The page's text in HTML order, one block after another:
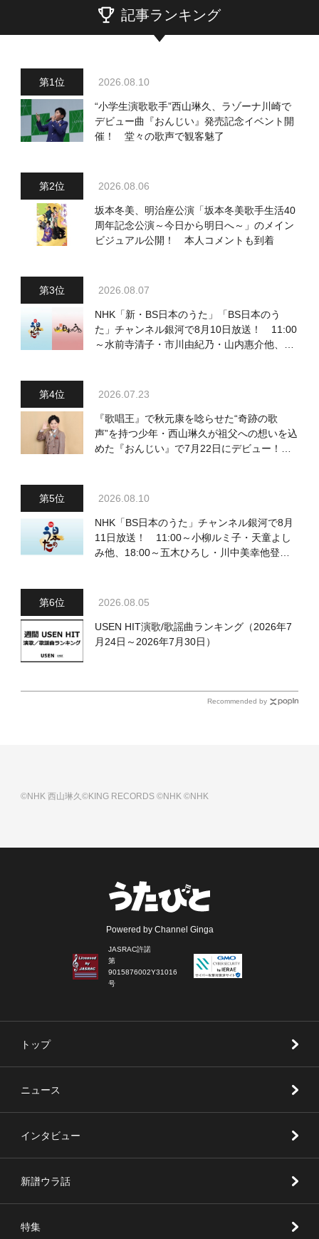
記事ランキング
2026.08.10
“小学生演歌歌手”西山琳久、ラゾーナ川崎で
デビュー曲『おんじい』発売記念イベント開
催！ 堂々の歌声で観客魅了
2026.08.06
坂本冬美、明治座公演「坂本冬美歌手生活40
周年記念公演～今日から明日へ～」のメイン
ビジュアル公開！ 本人コメントも到着
2026.08.07
NHK「新・BS日本のうた」「BS日本のう
た」チャンネル銀河で8月10日放送！ 11:00
～水前寺清子・市川由紀乃・山内惠介他、
2026.07.23
『歌唱王』で秋元康を唸らせた“奇跡の歌
声”を持つ少年・西山琳久が祖父への想いを込
めた『おんじい』で7月22日にデビュー！
ください！」
2026.08.10
NHK「BS日本のうた」チャンネル銀河で8月
11日放送！ 11:00～小柳ルミ子・天童よし
み他、18:00～五木ひろし・川中美幸他登
2026.08.05
USEN HIT演歌/歌謡曲ランキング（2026年7
月24日～2026年7月30日）
Recommended by
©NHK西山琳久©KING RECORDS©NHK©NHK
Powered by Channel Ginga
JASRAC許諾
第
9015876002Y31016
号
トップ
ニュース
インタビュー
新譜ウラ話
特集